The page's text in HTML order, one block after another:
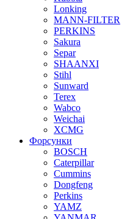
Lonking
MANN-FILTER
PERKINS
Sakura
Separ
SHAANXI
Stihl
Sunward
Terex
Wabco
Weichai
XCMG
Форсунки
BOSCH
Caterpillar
Cummins
Dongfeng
Perkins
YAMZ